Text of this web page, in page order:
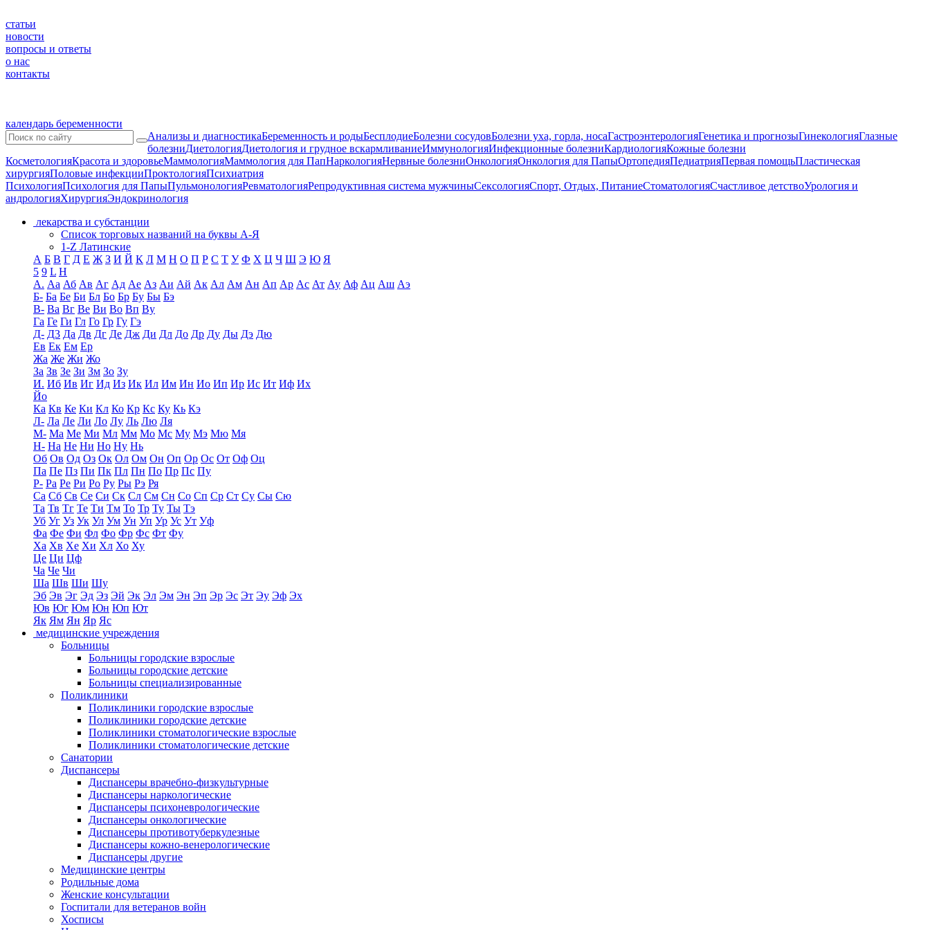
статьи
новости
вопросы и ответы
о нас
контакты
календарь беременности
Анализы и диагностикаБеременность и родыБесплодиеБолезни сосудовБолезни уха, горла, носаГастроэнтерологияГенетика и прогнозыГинекологияГлазные
болезниДиетологияДиетология и грудное вскармливаниеИммунологияИнфекционные болезниКардиологияКожные болезни
КосметологияКрасота и здоровьеМаммологияМаммология для ПапНаркологияНервные болезниОнкологияОнкология для ПапыОртопедияПедиатрияПервая помощьПластическая
хирургияПоловые инфекцииПроктологияПсихиатрия
ПсихологияПсихология для ПапыПульмонологияРевматологияРепродуктивная система мужчиныСексологияСпорт, Отдых, ПитаниеСтоматологияСчастливое детствоУрология и
андрологияХирургияЭндокринология
лекарства и субстанции
Список торговых названий на буквы А-Я
1-Z Латинские
А Б В Г Д Е Ж З И Й К Л М Н О П Р С Т У Ф Х Ц Ч Ш Э Ю Я
5 9 L H
А. Аа Аб Ав Аг Ад Ае Аз Аи Ай Ак Ал Ам Ан Ап Ар Ас Ат Ау Аф Ац Аш Аэ
Б- Ба Бе Би Бл Бо Бр Бу Бы Бэ
В- Ва Вг Ве Ви Во Вп Ву
Га Ге Ги Гл Го Гр Гу Гэ
Д- Д3 Да Дв Дг Де Дж Ди Дл До Др Ду Ды Дэ Дю
Ев Ек Ем Ер
Жа Же Жи Жо
За Зв Зе Зи Зм Зо Зу
И. Иб Ив Иг Ид Из Ик Ил Им Ин Ио Ип Ир Ис Ит Иф Их
Йо
Ка Кв Ке Ки Кл Ко Кр Кс Ку Кь Кэ
Л- Ла Ле Ли Ло Лу Ль Лю Ля
М- Ма Ме Ми Мл Мм Мо Мс Му Мэ Мю Мя
Н- На Не Ни Но Ну Нь
Об Ов Од Оз Ок Ол Ом Он Оп Ор Ос От Оф Оц
Па Пе Пз Пи Пк Пл Пн По Пр Пс Пу
Р- Ра Ре Ри Ро Ру Ры Рэ Ря
Са Сб Св Се Си Ск Сл См Сн Со Сп Ср Ст Су Сы Сю
Та Тв Тг Те Ти Тм То Тр Ту Ты Тэ
Уб Уг Уз Ук Ул Ум Ун Уп Ур Ус Ут Уф
Фа Фе Фи Фл Фо Фр Фс Фт Фу
Ха Хв Хе Хи Хл Хо Ху
Це Ци Цф
Ча Че Чи
Ша Шв Ши Шу
Эб Эв Эг Эд Эз Эй Эк Эл Эм Эн Эп Эр Эс Эт Эу Эф Эх
Юв Юг Юм Юн Юп Ют
Як Ям Ян Яр Яс
медицинские учреждения
Больницы
Больницы городские взрослые
Больницы городские детские
Больницы специализированные
Поликлиники
Поликлиники городские взрослые
Поликлиники городские детские
Поликлиники стоматологические взрослые
Поликлиники стоматологические детские
Санатории
Диспансеры
Диспансеры врачебно-физкультурные
Диспансеры наркологические
Диспансеры психоневрологические
Диспансеры онкологические
Диспансеры противотуберкулезные
Диспансеры кожно-венерологические
Диспансеры другие
Медицинские центры
Родильные дома
Женские консультации
Госпитали для ветеранов войн
Хосписы